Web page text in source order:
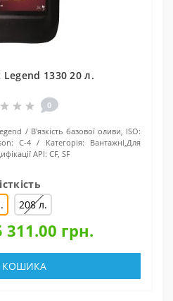
1330 20 л.
0
В'язкість базової оливи, ISO:
C-4 Категорія:
Вантажні,Для
API: CF, SF
208 л.
311.00 грн.
КОШИКА